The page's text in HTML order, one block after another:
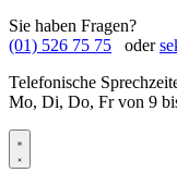
Sie haben Fragen?
(01) 526 75 75 oder
Telefonische
Mo, Di, Do, Fr von 9